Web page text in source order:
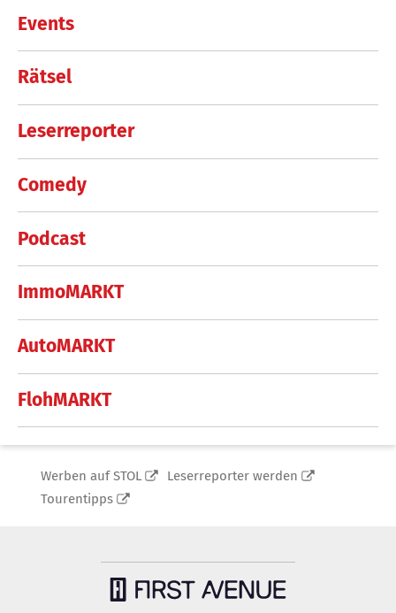
Events
Rätsel
Leserreporter
Comedy
Podcast
ImmoMARKT
AutoMARKT
FlohMARKT
Werben auf STOL
Leserreporter werden
Tourentipps